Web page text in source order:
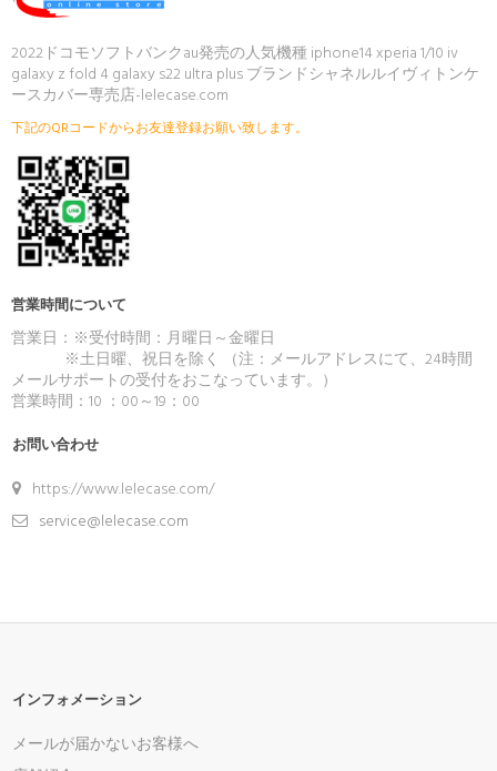
2022ドコモソフトバンクau発売の人気機種 iphone14 xperia 1/10 iv
galaxy z fold 4 galaxy s22 ultra plus ブランドシャネルルイヴィトンケ
ースカバー専売店-lelecase.com
下記のQRコードからお友達登録お願い致します。
営業時間について
営業日：※受付時間：月曜日～金曜日
※土日曜、祝日を除く （注：メールアドレスにて、24時間
メールサポートの受付をおこなっています。）
営業時間：10 ：00～19：00
お問い合わせ
https://www.lelecase.com/
service@lelecase.com
インフォメーション
メールが届かないお客様へ